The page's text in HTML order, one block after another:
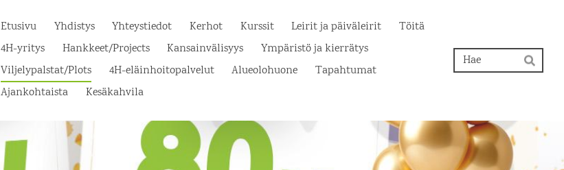
Etusivu Yhdistys Yhteystiedot Kerhot Kurssit Leirit ja päiväleirit
Töitä
4H-yritys
Hankkeet/Projects Kansainvälisyys
Ympäristö ja kierrätys
Viljelypalstat/Plots
4H-eläinhoitopalvelut Alueolohuone
Tapahtumat
Ajankohtaista
Kesäkahvila
Hae